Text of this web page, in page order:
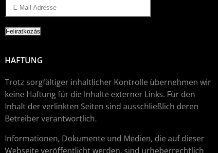
HAFTUNG
Trotz sorgfältiger inhaltlicher Kontrolle übernehmen wir
keine Haftung für die Inhalte externer Links. Für den
Inhalt der verlinkten Seiten sind ausschließlich deren
Betreiber verantwortlich.
Informationen, Dokumente und Medien, die auf dieser
Webseite veröffentlicht werden, sind urheberrechtlich